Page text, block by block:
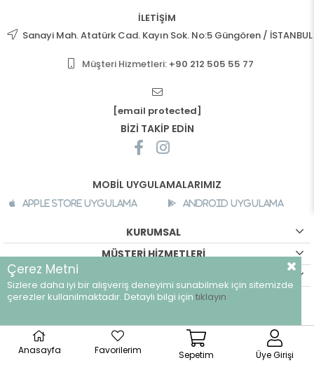
İLETİŞİM
Sanayi Mah. Atatürk Cad. Kayın Sok. No:5 Güngören / İSTANBUL
Müşteri Hizmetleri: +90 212 505 55 77
[email protected]
BİZİ TAKİP EDİN
MOBİL UYGULAMALARIMIZ
Apple Store Uygulama Android Uygulama
KURUMSAL
MÜŞTERİ HİZMETLERİ
©breeze.com.tr - Tüm hakları saklıdır.
Anasayfa Favorilerim Sepetim Üye Girişi
Çerez Metni
Sizlere daha iyi bir alışveriş deneyimi sunabilmek için sitemizde
çerezler kullanılmaktadır. Detaylı bilgi için tıklayın